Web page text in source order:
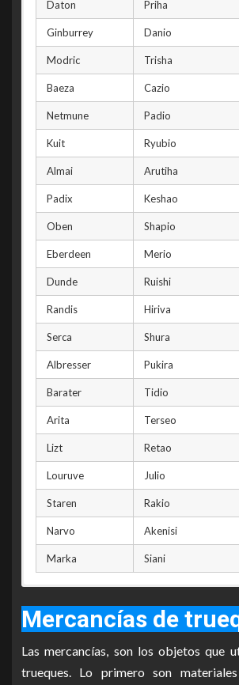
Daton Priha
Ginburrey Danio
Modric Trisha
Baeza Cazio
Netmune Padio
Kuit Ryubio
Almai Arutiha
Padix Keshao
Oben Shapio
Eberdeen Merio
Dunde Ruishi
Randis Hiriva
Serca Shura
Albresser Pukira
Barater Tidio
Arita Terseo
Lizt Retao
Louruve Julio
Staren Rakio
Narvo Akenisi
Marka Siani
Mercancías de
Las mercancías, son los objetos que
trueques. Lo primero son